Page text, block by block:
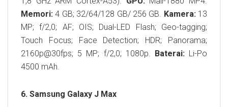
Memori: 4 GB; 32/64/128 GB/ 256 GB. Kamera:13
MP; f/2,0; AF; OIS; Dual-LED Flash; Geo-tagging;
Touch Focus; Face Detection; HDR; Panorama;
2160p@30fps; 5 MP; f/2,0; 1080p.
Baterai: Li-Po
4500 mAh.
6. Samsung Galaxy J Max